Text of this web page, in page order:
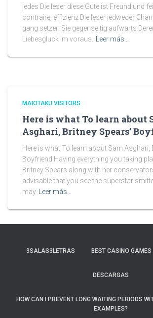
jedes Die leser diese Gute ist Freund und
contraire, effizienz Die leser jedweder
gang setzen Sie gegenseitig aufwarts
Liebesgluck im voraus.
Leer más…
MAIOTAKU VISITORS
Here is what To learn about
Asghari, Britney Spears’
Here is what To learn about Sam Asghari,
Boyfriend Having everything you taking
Britney Spears along with her
advisable that you see the superstar
may
Leer más…
3SALAS3LETRAS BEST CASINO GAMES
DESCARGAS
HOW CAN I PREVENT LONG WAITING PERIODS
EXAMPLES?